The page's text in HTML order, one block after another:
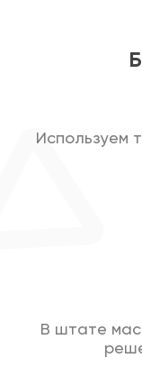
Используем
В штате